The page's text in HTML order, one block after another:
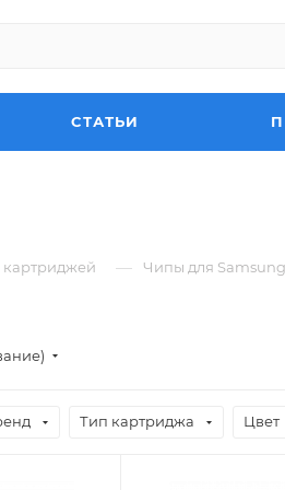
СТАТЬИ
— Чипы для Samsung
Тип картриджа Цвет